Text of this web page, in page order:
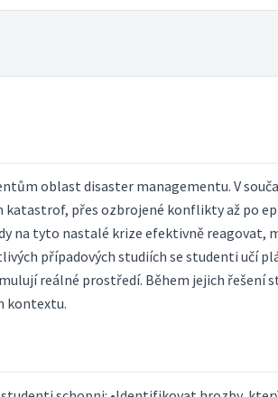
oblast disaster managementu. V
přes ozbrojené konflikty až po
na tyto nastalé krize efektivně reagovat,
případových studiích se studenti učí
reálné prostředí. Během jejich řešení
kontextu.